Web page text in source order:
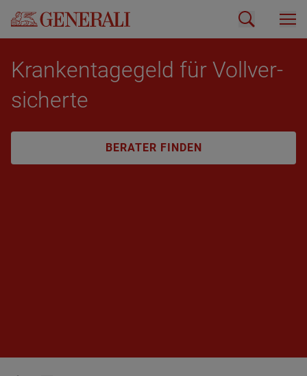
Kran­ken­ta­ge­geld für Voll­ver­
si­cher­te
BERATER FINDEN